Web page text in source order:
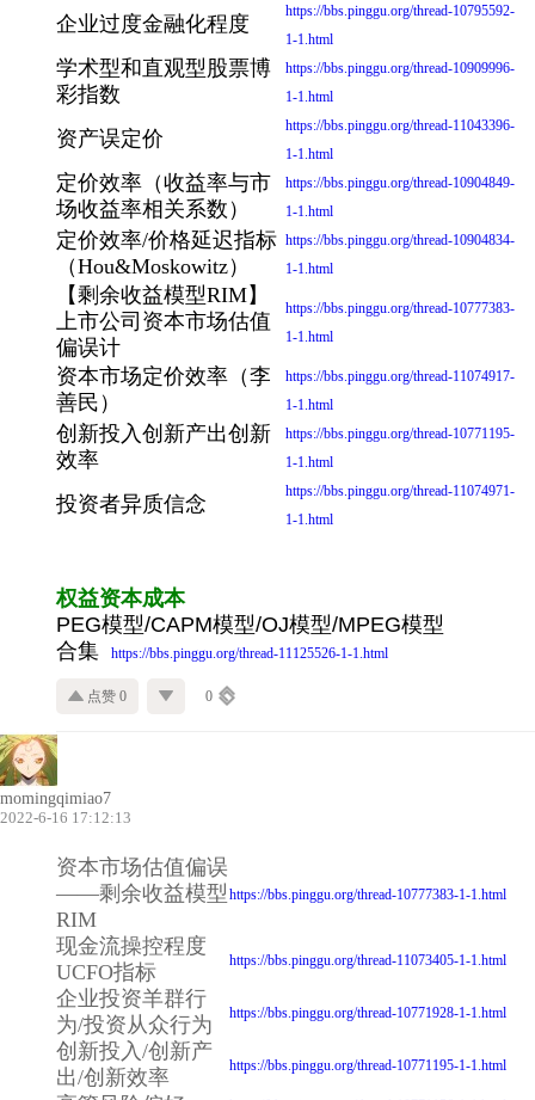
企业过度金融化程度
https://bbs.pinggu.org/thread-10795592-
1-1.html
学术型和直观型股票博
彩指数
https://bbs.pinggu.org/thread-10909996-
1-1.html
资产误定价
https://bbs.pinggu.org/thread-11043396-
1-1.html
定价效率（收益率与市
场收益率相关系数）
https://bbs.pinggu.org/thread-10904849-
1-1.html
定价效率/价格延迟指标
（Hou&Moskowitz）
https://bbs.pinggu.org/thread-10904834-
1-1.html
【剩余收益模型RIM】
上市公司资本市场估值
偏误计
https://bbs.pinggu.org/thread-10777383-
1-1.html
资本市场定价效率（李
善民）
https://bbs.pinggu.org/thread-11074917-
1-1.html
创新投入创新产出创新
效率
https://bbs.pinggu.org/thread-10771195-
1-1.html
投资者异质信念
https://bbs.pinggu.org/thread-11074971-
1-1.html
权益资本成本
PEG模型/CAPM模型/OJ模型/MPEG模型
合集
https://bbs.pinggu.org/thread-11125526-1-1.html
点赞 0 0
momingqimiao7
2022-6-16 17:12:13
资本市场估值偏误
——剩余收益模型
RIM
https://bbs.pinggu.org/thread-10777383-1-1.html
现金流操控程度
UCFO指标
https://bbs.pinggu.org/thread-11073405-1-1.html
企业投资羊群行
为/投资从众行为
https://bbs.pinggu.org/thread-10771928-1-1.html
创新投入/创新产
出/创新效率
https://bbs.pinggu.org/thread-10771195-1-1.html